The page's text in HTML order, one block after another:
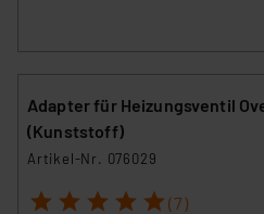
Adapter für Heizungsventil
(Kunststoff)
Artikel-Nr. 076029
1 2 3 4 5 (7)